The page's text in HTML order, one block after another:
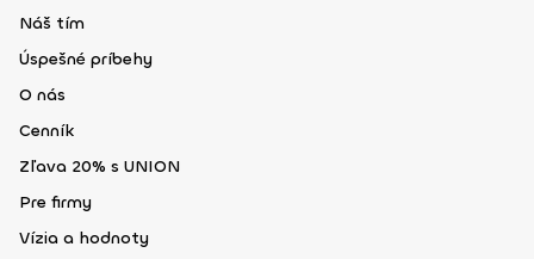
Náš tím
Úspešné príbehy
O nás
Cenník
Zľava 20% s UNION
Pre firmy
Vízia a hodnoty